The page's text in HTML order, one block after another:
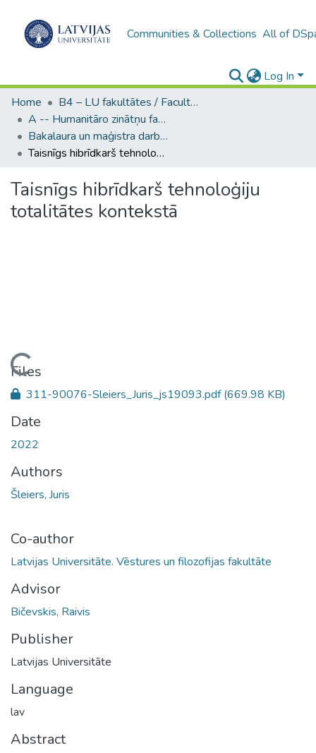
Communities & Collections All of
Log In
Home
B4 – LU fakultātes / Faculties of the UL
A -- Humanitāro zinātņu fakultāte / Faculty of Humanities
Bakalaura un maģistra darbi (HZF) / Bachelor's and Master's theses
Taisnīgs hibrīdkarš tehnoloģiju totalitātes kontekstā
Taisnīgs hibrīdkarš tehnoloģiju
totalitātes kontekstā
Loading...
Files
311-90076-Sleiers_Juris_js19093.pdf(669.98 KB)
Date
2022
Authors
Šleiers, Juris
Co-author
Latvijas Universitāte. Vēstures un filozofijas fakultāte
Advisor
Bičevskis, Raivis
Publisher
Latvijas Universitāte
Language
lav
Abstract